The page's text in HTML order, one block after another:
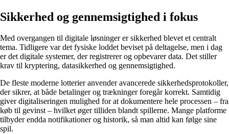
Sikkerhed og gennemsigtighed i fokus
Med overgangen til digitale løsninger er sikkerhed blevet et centralt
tema. Tidligere var det fysiske loddet beviset på deltagelse, men i dag
er det digitale systemer, der registrerer og opbevarer data. Det stiller
krav til kryptering, datasikkerhed og gennemsigtighed.
De fleste moderne lotterier anvender avancerede sikkerhedsprotokoller,
der sikrer, at både betalinger og trækninger foregår korrekt. Samtidig
giver digitaliseringen mulighed for at dokumentere hele processen – fra
køb til gevinst – hvilket øger tilliden blandt spillerne. Mange platforme
tilbyder endda notifikationer og historik, så man altid kan følge sine
spil.